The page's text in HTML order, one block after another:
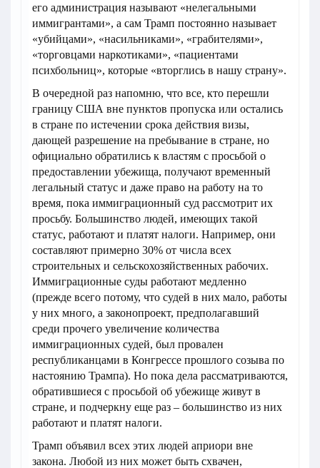
его администрация называют «нелегальными
иммигрантами», а сам Трамп постоянно называет
«убийцами», «насильниками», «грабителями»,
«торговцами наркотиками», «пациентами
психбольниц», которые «вторглись в нашу страну».
В очередной раз напомню, что все, кто перешли
границу США вне пунктов пропуска или остались
в стране по истечении срока действия визы,
дающей разрешение на пребывание в стране, но
официально обратились к властям с просьбой о
предоставлении убежища, получают временный
легальный статус и даже право на работу на то
время, пока иммиграционный суд рассмотрит их
просьбу. Большинство людей, имеющих такой
статус, работают и платят налоги. Например, они
составляют примерно 30% от числа всех
строительных и сельскохозяйственных рабочих.
Иммиграционные суды работают медленно
(прежде всего потому, что судей в них мало, работы
у них много, а законопроект, предполагавший
среди прочего увеличение количества
иммиграционных судей, был провален
республиканцами в Конгрессе прошлого созыва по
настоянию Трампа). Но пока дела рассматриваются,
обратившиеся с просьбой об убежище живут в
стране, и подчеркну еще раз – большинство из них
работают и платят налоги.
Трамп объявил всех этих людей априори вне
закона. Любой из них может быть схвачен,